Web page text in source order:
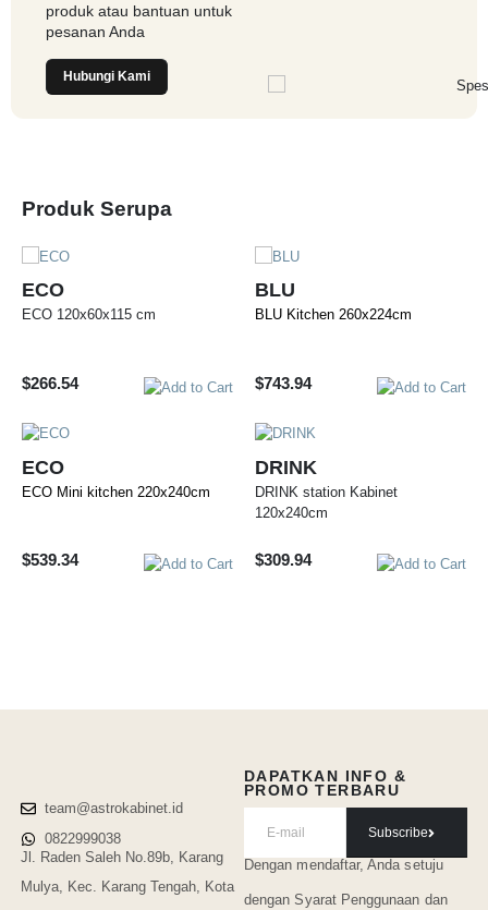
produk atau bantuan untuk
pesanan Anda
Hubungi Kami
Produk Serupa
ECO
ECO 120x60x115 cm
$266.54
BLU
BLU Kitchen 260x224cm
$743.94
ECO
ECO Mini kitchen 220x240cm
$539.34
DRINK
DRINK station Kabinet
120x240cm
$309.94
team@astrokabinet.id
0822999038
Jl. Raden Saleh No.89b, Karang
Mulya, Kec. Karang Tengah, Kota
DAPATKAN INFO &
PROMO TERBARU
Subscribe
Dengan mendaftar, Anda setuju
dengan Syarat Penggunaan dan